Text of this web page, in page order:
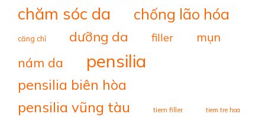
chăm sóc da chống lão hóa
căng chỉ dưỡng da filler mụn
nám da pensilia
pensilia biên hòa
pensilia vũng tàu tiem filler tiem tre hoa